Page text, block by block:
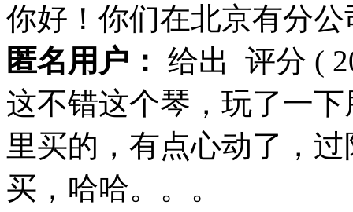
你好！你们在北京有分公
匿名用户： 给出 评分 (
这不错这个琴，玩了一
里买的，有点心动了，
买，哈哈。。。